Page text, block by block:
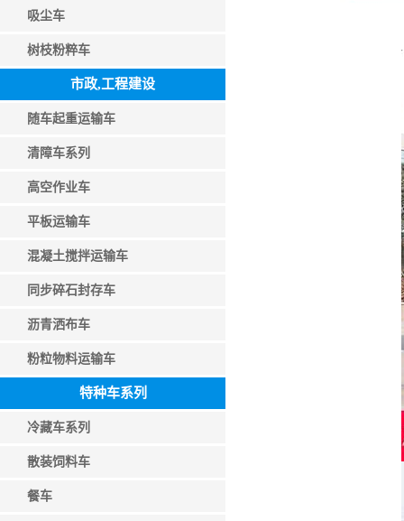
吸尘车
树枝粉粹车
市政,工程建设
随车起重运输车
清障车系列
高空作业车
平板运输车
混凝土搅拌运输车
同步碎石封存车
沥青洒布车
粉粒物料运输车
特种车系列
冷藏车系列
散装饲料车
餐车